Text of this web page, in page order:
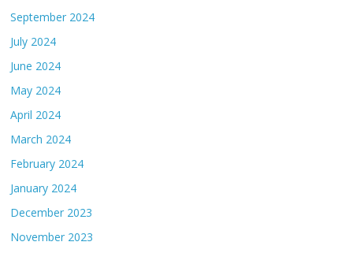
September 2024
July 2024
June 2024
May 2024
April 2024
March 2024
February 2024
January 2024
December 2023
November 2023